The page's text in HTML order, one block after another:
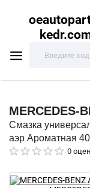
MERCEDES-
Смазка
аэр Ароматная
0